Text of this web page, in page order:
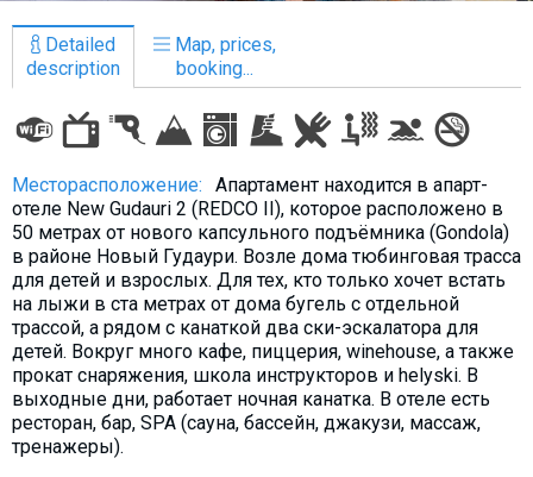
Detailed
description
Map, prices,
booking...
Месторасположение:
Апартамент находится в апарт-
отеле New Gudauri 2 (REDCO II), которое расположено в
50 метрах от нового капсульного подъёмника (Gondola)
в районе Новый Гудаури. Возле дома тюбинговая трасса
для детей и взрослых. Для тех, кто только хочет встать
на лыжи в ста метрах от дома бугель с отдельной
трассой, а рядом с канаткой два ски-эскалатора для
детей. Вокруг много кафе, пиццерия, winehouse, а также
прокат снаряжения, школа инструкторов и helyski. В
выходные дни, работает ночная канатка. В отеле есть
ресторан, бар, SPA (сауна, бассейн, джакузи, массаж,
тренажеры).
LODGING
Apartments
Cottages
Hotels
% Hot deals
Long term rent
Kazbegi
Other